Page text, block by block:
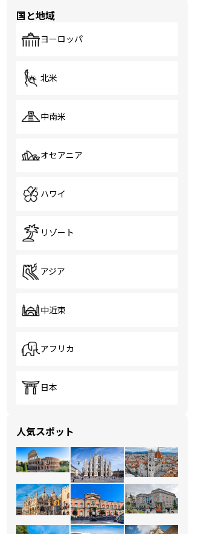
国と地域
ヨーロッパ
北米
中南米
オセアニア
ハワイ
リゾート
アジア
中近東
アフリカ
日本
人気スポット